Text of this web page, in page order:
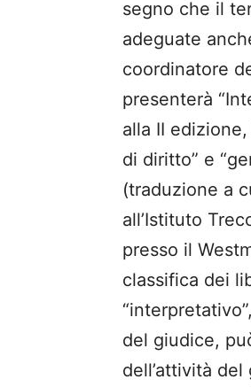
segno che il
adeguate
coordinatore
presenterà
alla II
di diritto” e
(traduzione a
all’Istituto
presso il
classifica dei
del giudice,
dell’attività